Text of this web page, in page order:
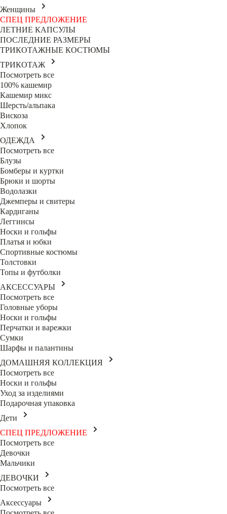
Женщины
СПЕЦ ПРЕДЛОЖЕНИЕ
ЛЕТНИЕ КАПСУЛЫ
ПОСЛЕДНИЕ РАЗМЕРЫ
ТРИКОТАЖНЫЕ КОСТЮМЫ
ТРИКОТАЖ
Посмотреть все
100% кашемир
Кашемир микс
Шерсть/альпака
Вискоза
Хлопок
ОДЕЖДА
Посмотреть все
Блузы
Бомберы и куртки
Брюки и шорты
Водолазки
Джемперы и свитеры
Кардиганы
Леггинсы
Носки и гольфы
Платья и юбки
Спортивные костюмы
Толстовки
Топы и футболки
АКСЕССУАРЫ
Посмотреть все
Головные уборы
Носки и гольфы
Перчатки и варежки
Сумки
Шарфы и палантины
ДОМАШНЯЯ КОЛЛЕКЦИЯ
Посмотреть все
Носки и гольфы
Уход за изделиями
Подарочная упаковка
Дети
СПЕЦ ПРЕДЛОЖЕНИЕ
Посмотреть все
Девочки
Мальчики
ДЕВОЧКИ
Посмотреть все
Аксессуары